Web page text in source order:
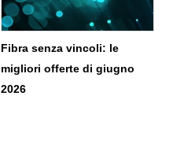
Fibra senza vincoli: le
migliori offerte di giugno
2026